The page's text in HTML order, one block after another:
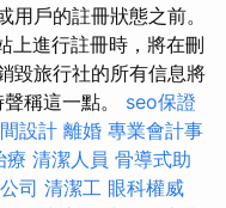
戶的註冊狀態之前。
上進行註冊時，將在刪
毀旅行社的所有信息將
稱這一點。 seo保證
設計 離婚 專業會計事
療 清潔人員 骨導式助
司 清潔工 眼科權威